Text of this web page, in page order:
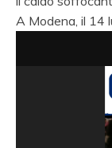
A Modena, il 14